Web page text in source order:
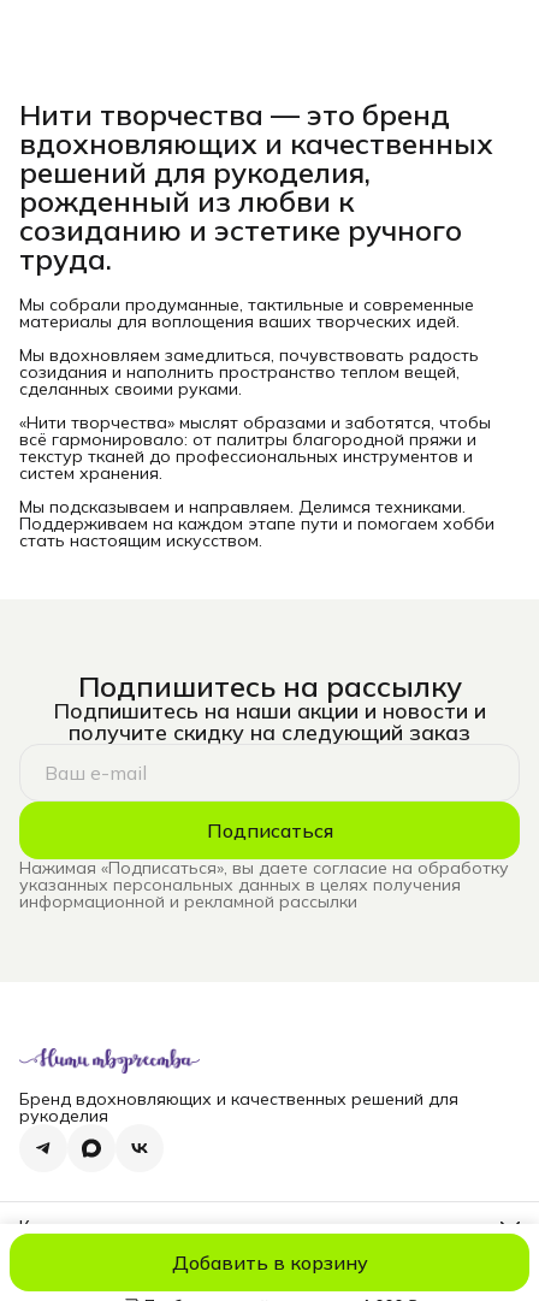
Добавить в корзину
Нити творчества — это бренд
вдохновляющих и качественных
решений для рукоделия,
рожденный из любви к
созиданию и эстетике ручного
труда.
Мы собрали продуманные, тактильные и современные
материалы для воплощения ваших творческих идей.
Мы вдохновляем замедлиться, почувствовать радость
созидания и наполнить пространство теплом вещей,
сделанных своими руками.
«Нити творчества» мыслят образами и заботятся, чтобы
всё гармонировало: от палитры благородной пряжи и
текстур тканей до профессиональных инструментов и
систем хранения.
Мы подсказываем и направляем. Делимся техниками.
Поддерживаем на каждом этапе пути и помогаем хобби
стать настоящим искусством.
Подпишитесь на рассылку
Подпишитесь на наши акции и новости и
получите скидку на следующий заказ
Подписаться
Нажимая «Подписаться», вы даете согласие на обработку
указанных персональных данных в целях получения
информационной и рекламной рассылки
Бренд вдохновляющих и качественных решений для
рукоделия
Контакты
Эл. почта
© niti_liveОплатаДоставкаПравила возвратаРеквизиты